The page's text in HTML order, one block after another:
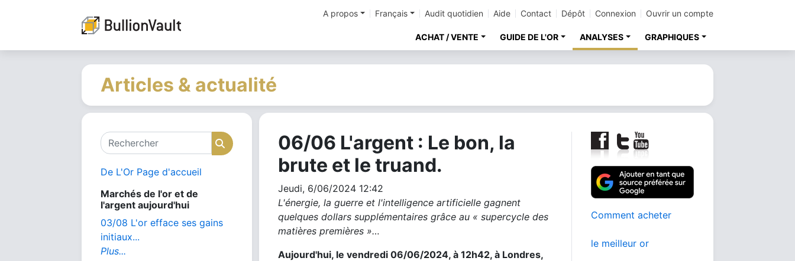
A propos Français Audit quotidien Aide Contact Dépôt Connexion Ouvrir un compte
ACHAT / VENTE GUIDE DE L'OR ANALYSES GRAPHIQUES
Articles & actualité
Rechercher Rechercher
De L'Or Page d'accueil
Marchés de l'or et de
l'argent aujourd'hui
03/08 L'or efface ses gains
initiaux...
Plus...
06/06 L'argent : Le bon, la
brute et le truand.
Jeudi, 6/06/2024 12:42
L'énergie, la guerre et l'intelligence artificielle gagnent
quelques dollars supplémentaires grâce au « supercycle des
matières premières »…
Aujourd'hui, le vendredi 06/06/2024, à 12h42, à Londres,
Comment acheter
le meilleur or